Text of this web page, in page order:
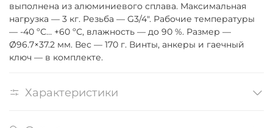
выполнена из алюминиевого сплава. Максимальная
нагрузка — 3 кг. Резьба — G3/4". Рабочие температуры
— -40 ºС… +60 ºС, влажность — до 90 %. Размер —
Ø96.7×37.2 мм. Вес — 170 г. Винты, анкеры и гаечный
ключ — в комплекте.
Характеристики